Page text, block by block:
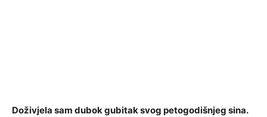
Doživjela sam dubok gubitak svog petogodišnjeg sina.